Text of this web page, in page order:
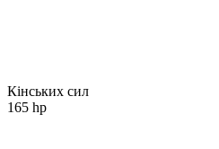
Кінських сил
165 hp